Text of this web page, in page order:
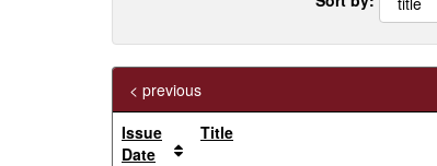
< previous
Issue
Date
Title